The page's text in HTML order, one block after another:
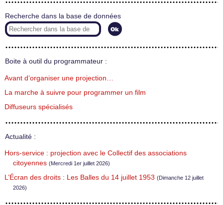
Recherche dans la base de données
Boite à outil du programmateur :
Avant d’organiser une projection…
La marche à suivre pour programmer un film
Diffuseurs spécialisés
Actualité :
Hors-service : projection avec le Collectif des associations
citoyennes (Mercredi 1er juillet 2026)
L’Écran des droits : Les Balles du 14 juillet 1953 (Dimanche 12 juillet
2026)